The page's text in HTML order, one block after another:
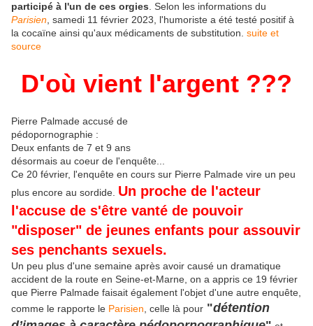
participé à l'un de ces orgies . Selon les informations du
Parisien , samedi 11 février 2023, l'humoriste a été testé positif à
la cocaïne ainsi qu'aux médicaments de substitution. suite et
source
D'où vient l'argent ???
Pierre Palmade accusé de
pédopornographie :
Deux enfants de 7 et 9 ans
désormais au coeur de l'enquête...
Ce 20 février, l'enquête en cours sur Pierre Palmade vire un peu
plus encore au sordide. Un proche de l'acteur
l'accuse de s'être vanté de pouvoir
"disposer" de jeunes enfants pour assouvir
ses penchants sexuels.
Un peu plus d'une semaine après avoir causé un dramatique
accident de la route en Seine-et-Marne, on a appris ce 19 février
que Pierre Palmade faisait également l'objet d'une autre enquête,
comme le rapporte le Parisien , celle là pour "détention